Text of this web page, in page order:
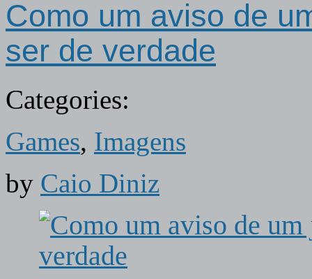
Como um aviso de
ser de verdade
Categories:
Games, Imagens
by Caio Diniz